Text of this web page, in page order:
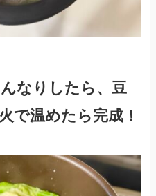
なりしたら、豆
で温めたら完成！